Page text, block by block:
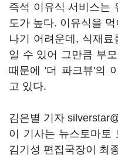
즉석 이유식 서비스는
도가 높다. 이유식을
나기 어려운데, 식재
일 수 있어 그만큼 부
때문에 '더 파크뷰'의
고 있다.
김은별 기자
이 기사는 뉴스토마토
김기성 편집국장이 최